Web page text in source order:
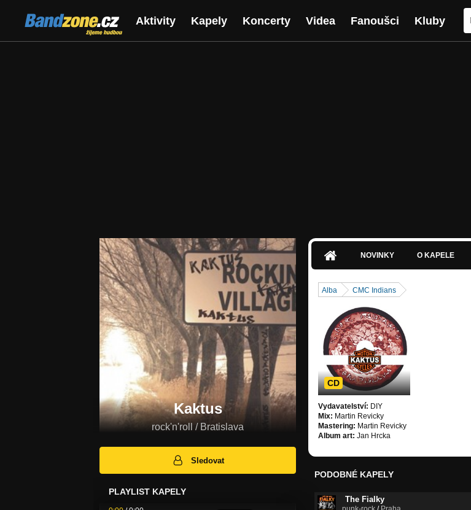
Bandzone.cz
žijeme hudbou
Aktivity Kapely Koncerty Videa Fanoušci Kluby
Kaktus
rock'n'roll / Bratislava
Sledovat
PLAYLIST KAPELY
NOVINKY O KAPELE
Alba CMC Indians
CD
Vydavatelství: DIY
Mix: Martin Revicky
Mastering: Martin Revicky
Album art: Jan Hrcka
PODOBNÉ KAPELY
The Fialky